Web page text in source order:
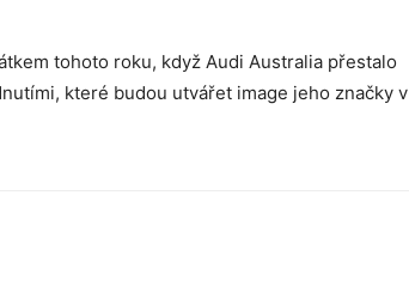
tohoto roku, když Audi Australia přestalo
které budou utvářet image jeho značky v